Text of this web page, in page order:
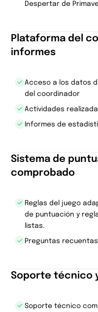
Despertar de
Plataforma del
informes
Acceso a los datos
del coordinador
Actividades
Informes de
Sistema de
comprobado
Reglas del juego
de puntuación y
listas.
Preguntas recuentas
Soporte técnico
Soporte técnico